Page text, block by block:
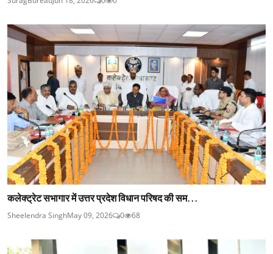
कलेक्ट्रेट सभागार में उत्तर प्रदेश विधान परिषद की सम...
Sheelendra SinghMay 09, 2026 0 68